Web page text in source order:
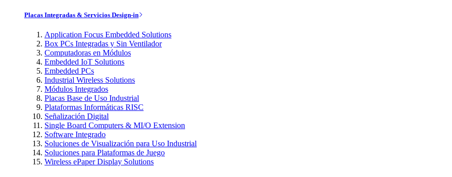
Placas Integradas & Servicios Design-in
Application Focus Embedded Solutions
Box PCs Integradas y Sin Ventilador
Computadoras en Módulos
Embedded IoT Solutions
Embedded PCs
Industrial Wireless Solutions
Módulos Integrados
Placas Base de Uso Industrial
Plataformas Informáticas RISC
Señalización Digital
Single Board Computers & MI/O Extension
Software Integrado
Soluciones de Visualización para Uso Industrial
Soluciones para Plataformas de Juego
Wireless ePaper Display Solutions